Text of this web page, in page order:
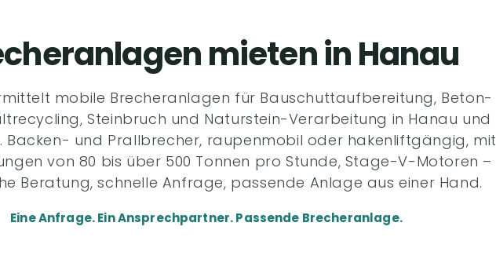
mieten in Hanau
mobile Brecheranlagen für Bauschuttaufbereitung, Beton-
Steinbruch und Naturstein-Verarbeitung in Hanau und
Backen- und Prallbrecher, raupenmobil oder hakenliftgängig, mit
von 80 bis über 500 Tonnen pro Stunde, Stage-V-Motoren –
Beratung, schnelle Anfrage, passende Anlage aus einer Hand.
Eine Anfrage. Ein Ansprechpartner. Passende Brecheranlage.